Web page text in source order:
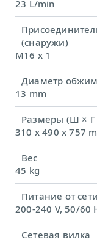
23 L/min
(снаружи)
M16 x 1
Диаметр
13 mm
Размеры (Ш × Г
310 x 490 x 757
Вес
45 kg
Питание от сети
200-240 V, 50/60
Сетевая вилка